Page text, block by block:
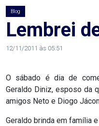
ALEGRIA
ALRN
ARTICULAÇÃO
PARLAMENTAR
Blog
Lembrei
12/11/2011 às 05:51
O sábado é dia de
Geraldo Diniz, esposo da
amigos Neto e Diogo
Geraldo brinda em família